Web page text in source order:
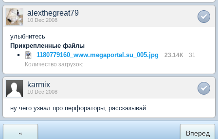
alexthegreat79
10 Dec 2008
улыбнитесь
Прикрепленные файлы
1180779160_www.megaportal.su_005.jpg
23.14К
31
Количество загрузок:
karmix
10 Dec 2008
ну чего узнал про перфораторы, рассказывай
«
Вперед